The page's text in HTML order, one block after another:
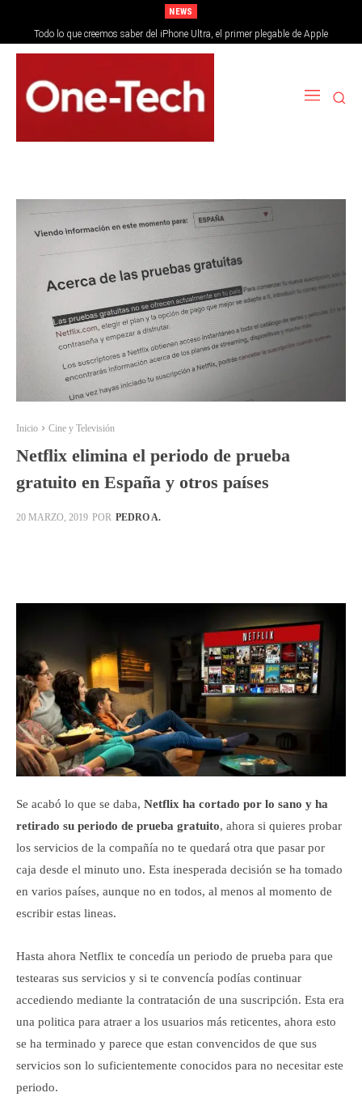
NEWS
Todo lo que creemos saber del iPhone Ultra, el primer plegable de Apple
Inicio Cine y Televisión
Netflix elimina el periodo de prueba
gratuito en España y otros países
20 MARZO, 2019 POR PEDRO A.
Se acabó lo que se daba, Netflix ha cortado por lo sano y ha
retirado su periodo de prueba gratuito, ahora si quieres probar
los servicios de la compañía no te quedará otra que pasar por
caja desde el minuto uno. Esta inesperada decisión se ha tomado
en varios países, aunque no en todos, al menos al momento de
escribir estas lineas.
Hasta ahora Netflix te concedía un periodo de prueba para que
testearas sus servicios y si te convencía podías continuar
accediendo mediante la contratación de una suscripción. Esta era
una politica para atraer a los usuarios más reticentes, ahora esto
se ha terminado y parece que estan convencidos de que sus
servicios son lo suficientemente conocidos para no necesitar este
periodo.